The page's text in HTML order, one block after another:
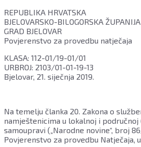
REPUBLIKA HRVATSKA
BJELOVARSKO-BILOGORSKA ŽUPANIJA
GRAD BJELOVAR
Povjerenstvo za provedbu natječaja
KLASA: 112-01/19-01/01
URBROJ: 2103/01-01-19-13
Bjelovar, 21. siječnja 2019.
Na temelju članka 20. Zakona o
namještenicima u lokalnoj i
samoupravi („Narodne novine“, broj
Povjerenstvo za provedbu Natječaja,